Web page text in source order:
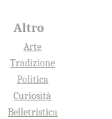
Altro
Arte
Tradizione
Politica
Curiosità
Belletristica